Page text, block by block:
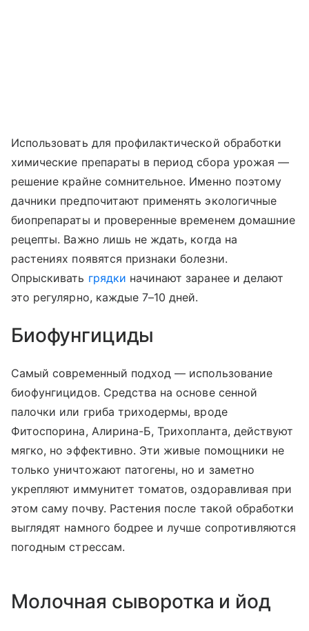
Использовать для профилактической обработки
химические препараты в период сбора урожая —
решение крайне сомнительное. Именно поэтому
дачники предпочитают применять экологичные
биопрепараты и проверенные временем домашние
рецепты. Важно лишь не ждать, когда на
растениях появятся признаки болезни.
Опрыскивать грядки начинают заранее и делают
это регулярно, каждые 7–10 дней.
Биофунгициды
Самый современный подход — использование
биофунгицидов. Средства на основе сенной
палочки или гриба триходермы, вроде
Фитоспорина, Алирина-Б, Трихопланта, действуют
мягко, но эффективно. Эти живые помощники не
только уничтожают патогены, но и заметно
укрепляют иммунитет томатов, оздоравливая при
этом саму почву. Растения после такой обработки
выглядят намного бодрее и лучше сопротивляются
погодным стрессам.
Молочная сыворотка и йод